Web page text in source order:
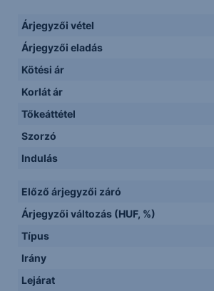
Árjegyzői vétel
Árjegyzői eladás
Kötési ár
Korlát ár
Tőkeáttétel
Szorzó
Indulás
Előző árjegyzői záró
Árjegyzői változás (HUF, %)
Típus
Irány
Lejárat